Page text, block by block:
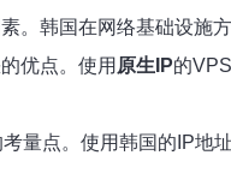
。韩国在网络基础设施
优点。使用 原生IP的
量点。使用韩国的IP地